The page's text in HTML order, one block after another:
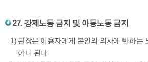
27. 강제노동 금지 및 아동노동 금지
관장은 이용자에게 본인의 의사에 반하는
아니 된다.